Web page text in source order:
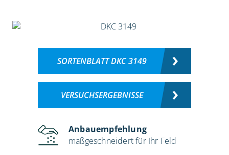
SORTENBLATT DKC 3149
VERSUCHSERGEBNISSE
Anbauempfehlung
maßgeschneidert für Ihr Feld